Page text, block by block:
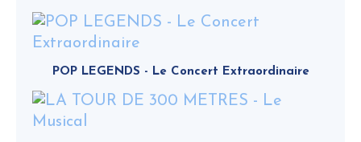
POP LEGENDS - Le Concert Extraordinaire